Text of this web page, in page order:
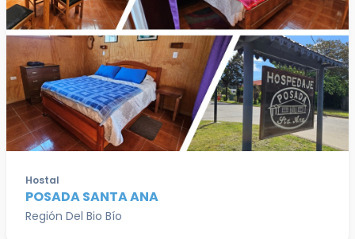
Hostal
POSADA SANTA ANA
Región Del Bio Bío